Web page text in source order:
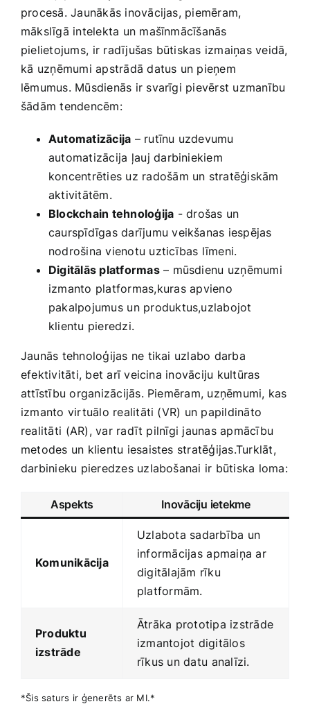
procesā. Jaunākās inovācijas, piemēram,
mākslīgā intelekta un mašīnmācīšanās
pielietojums, ⁢ir radījušas​ būtiskas izmaiņas veidā,
kā⁢ uzņēmumi apstrādā datus un‍ pieņem
lēmumus. Mūsdienās​ ir svarīgi pievērst uzmanību
šādām ‍tendencēm:
Automatizācija – rutīnu uzdevumu
automatizācija⁤ ļauj​ darbiniekiem
koncentrēties ​uz radošām un stratēģiskām‌
aktivitātēm.
Blockchain tehnoloģija ⁢- drošas un
caurspīdīgas darījumu veikšanas iespējas
nodrošina vienotu uzticības līmeni.
Digitālās platformas– mūsdienu⁣ uzņēmumi​
izmanto platformas,kuras ⁢apvieno
pakalpojumus⁤ un produktus,uzlabojot
klientu‍ pieredzi.
Jaunās tehnoloģijas ne tikai uzlabo darba
efektivitāti, bet arī veicina inovāciju kultūras
attīstību organizācijās.​ Piemēram, uzņēmumi, kas⁣
izmanto virtuālo realitāti (VR) un papildināto
realitāti⁣ (AR), var radīt pilnīgi jaunas apmācību
metodes un klientu iesaistes stratēģijas.Turklāt,
darbinieku pieredzes uzlabošanai ir būtiska loma:
Aspekts Inovāciju ietekme
Komunikācija
Uzlabota sadarbība un
informācijas⁣ apmaiņa ar
digitālajām rīku
platformām.
Produktu
izstrāde
Ātrāka prototipa izstrāde⁤
izmantojot digitālos ​
rīkus un datu ⁣analīzi.
*Šis saturs ir ģenerēts ar‍ MI.*